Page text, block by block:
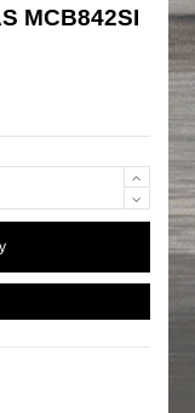
MCB842SI